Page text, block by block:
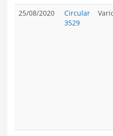
25/08/2020
Circular
3529